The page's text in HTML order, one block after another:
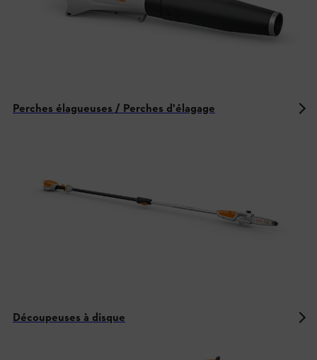
Perches élagueuses / Perches d'élagage
Découpeuses à disque